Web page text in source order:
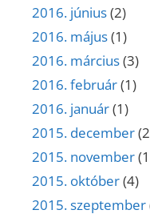
2016. június(2)
2016. május(1)
2016. március(3)
2016. február(1)
2016. január(1)
2015. december
2015. november
2015. október(4)
2015. szeptember